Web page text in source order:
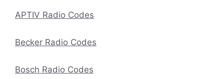
APTIV Radio Codes
Becker Radio Codes
Bosch Radio Codes